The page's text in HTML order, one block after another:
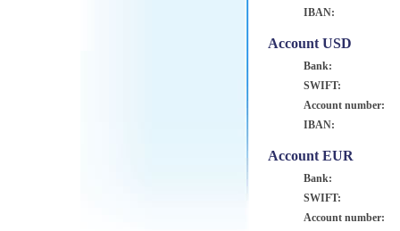
IBAN:
Account USD
Bank:
SWIFT:
Account number:
IBAN:
Account EUR
Bank:
SWIFT:
Account number: